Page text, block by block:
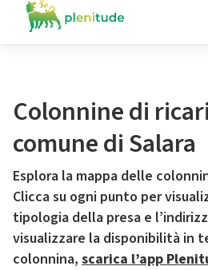
Colonnine di
comune di Salara
Esplora la mappa delle
Clicca su ogni punto per
tipologia della presa e
visualizzare la disponibilità in
colonnina, scarica l’app